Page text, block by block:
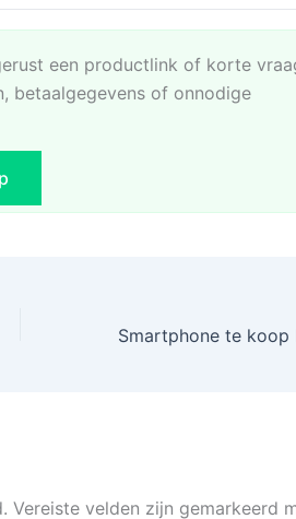
een productlink of korte
betaalgegevens of onnodige
Smartphone te koop
Vereiste velden zijn gemarkeerd